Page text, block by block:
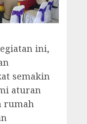
ini,
semakin
aturan
rumah